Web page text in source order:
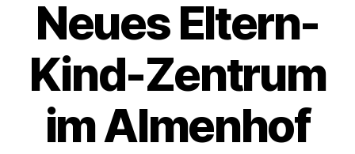
Neues Eltern-
Kind-Zentrum
im Almenhof